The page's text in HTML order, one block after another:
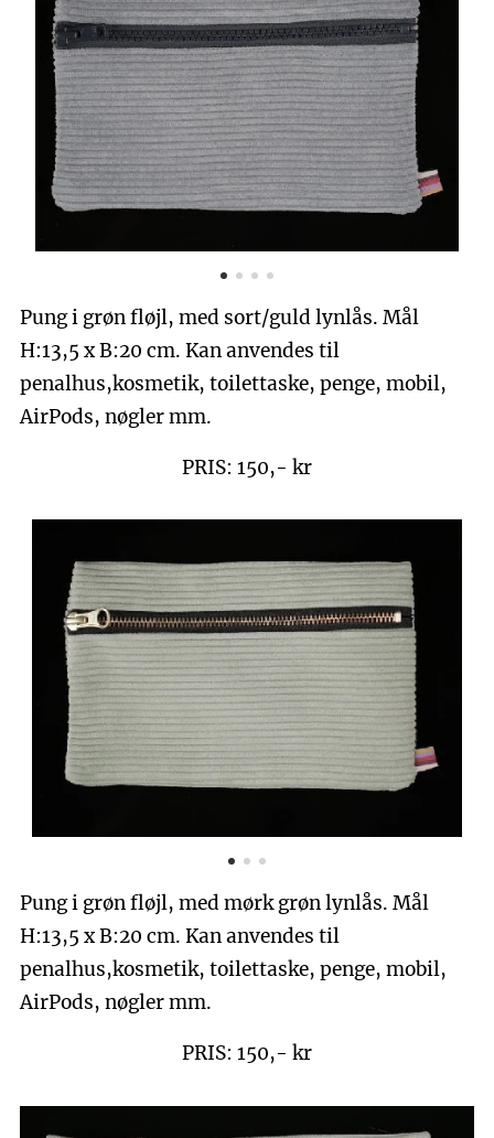
Pung i grøn fløjl, med sort/guld lynlås. Mål
H:13,5 x B:20 cm. Kan anvendes til
penalhus,kosmetik, toilettaske, penge, mobil,
AirPods, nøgler mm.
PRIS: 150,- kr
Pung i grøn fløjl, med mørk grøn lynlås. Mål
H:13,5 x B:20 cm. Kan anvendes til
penalhus,kosmetik, toilettaske, penge, mobil,
AirPods, nøgler mm.
PRIS: 150,- kr